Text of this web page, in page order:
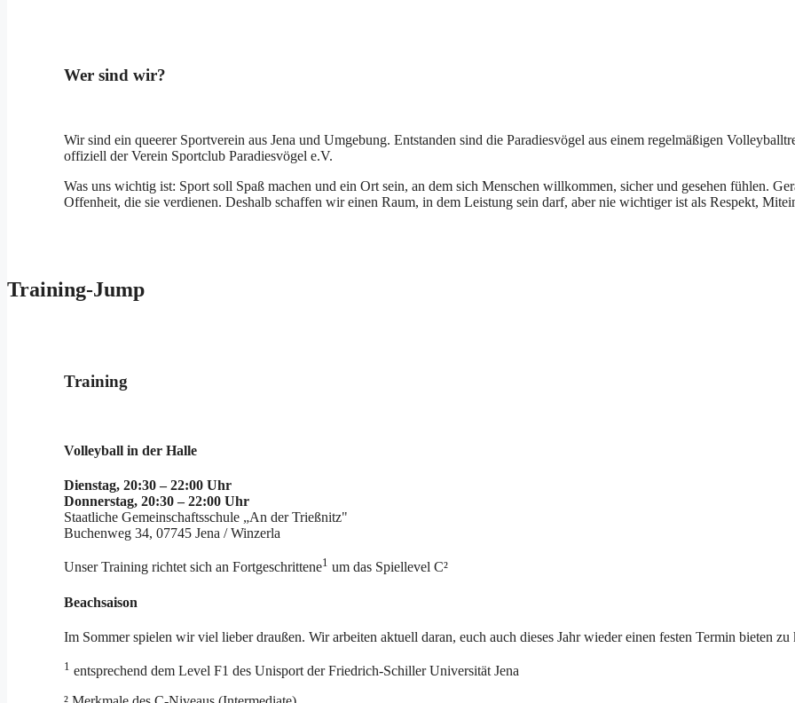
Wer sind wir?
Wir sind ein queerer Sportverein aus Jena und Umgebung. Entstanden sind die Paradiesvögel aus einem regelmäßigen
offiziell der Verein Sportclub Paradiesvögel e.V.
Was uns wichtig ist: Sport soll Spaß machen und ein Ort sein, an dem sich Menschen willkommen, sicher und gesehen fühlen.
Offenheit, die sie verdienen. Deshalb schaffen wir einen Raum, in dem Leistung sein darf, aber nie wichtiger ist als Respekt,
Training-Jump
Training
Volleyball in der Halle
Dienstag, 20:30 – 22:00 Uhr
Donnerstag, 20:30 – 22:00 Uhr
Staatliche Gemeinschaftsschule „An der Trießnitz"
Buchenweg 34, 07745 Jena / Winzerla
Unser Training richtet sich an Fortgeschrittene1 um das Spiellevel C²
Beachsaison
Im Sommer spielen wir viel lieber draußen. Wir arbeiten aktuell daran, euch auch dieses Jahr wieder einen festen Termin bieten
1 entsprechend dem Level F1 des Unisport der Friedrich-Schiller Universität Jena